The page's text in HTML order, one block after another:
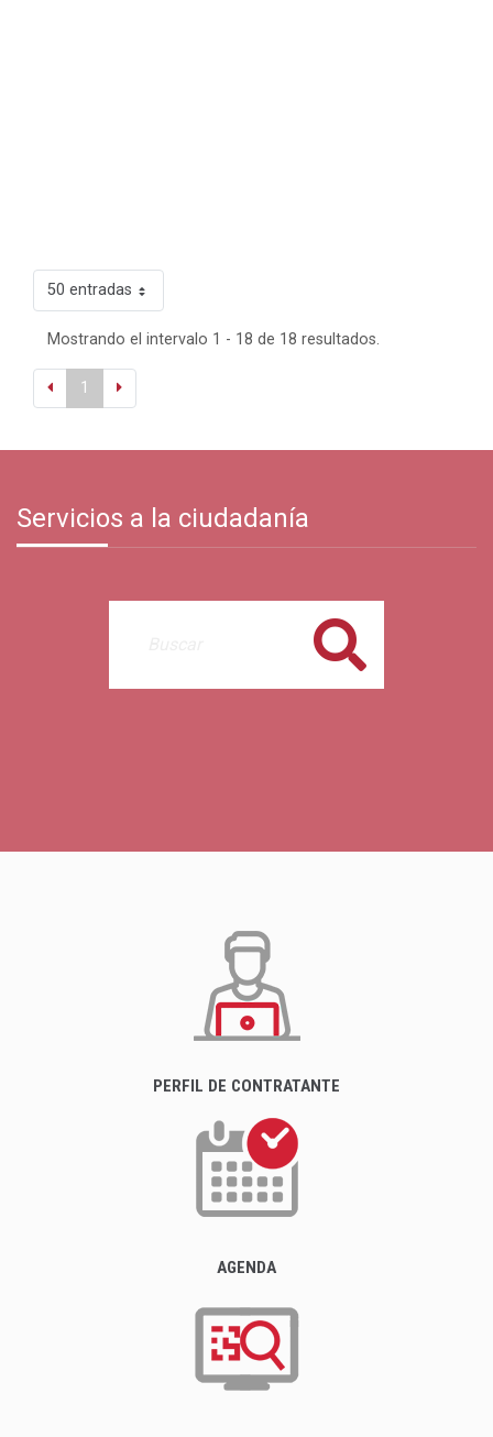
50 entradas
Mostrando el intervalo 1 - 18 de 18 resultados.
1
Servicios a la ciudadanía
Buscar
PERFIL DE CONTRATANTE
AGENDA